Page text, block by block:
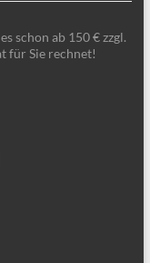
schon ab 150 € zzgl.
für Sie rechnet!